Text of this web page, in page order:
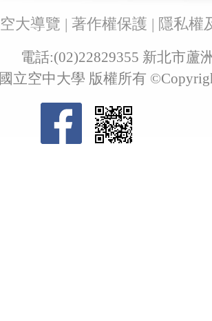
空大導覽 | 著作權保護 | 隱私權
電話:(02)22829355 新北市蘆
國立空中大學 版權所有